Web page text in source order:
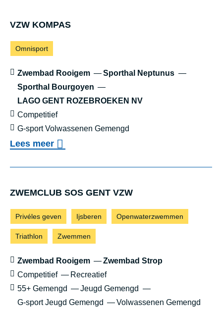
r
J
E
Z
W
E
M
E
S
G
E
N
T
(
VZW KOM­PAS
Sporten:
Omnisport
Locaties:
Zwembad Rooigem
Sporthal Neptunus
Sporthal Bourgoyen
LAGO GENT ROZEBROEKEN NV
Sportniveau:
Competitief
Leeftijd:
G-sport Volwassenen Gemengd
Lees meero
r
V
Z
W
O
M
P
ZWEM­CLUB SOS GENT VZW
Sporten:
Privéles geven Ijsberen Openwaterzwemmen
Triathlon Zwemmen
Locaties:
Zwembad Rooigem Zwembad Strop
Sportniveau:
Competitief Recreatief
Leeftijd:
55+ Gemengd
Jeugd Gemengd
G-sport Jeugd Gemengd
Volwassenen Gemengd